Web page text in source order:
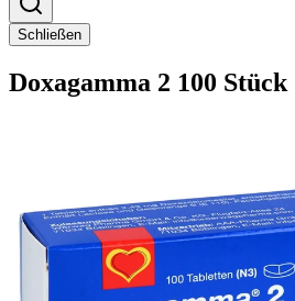
Schließen
Doxagamma 2 100 Stück